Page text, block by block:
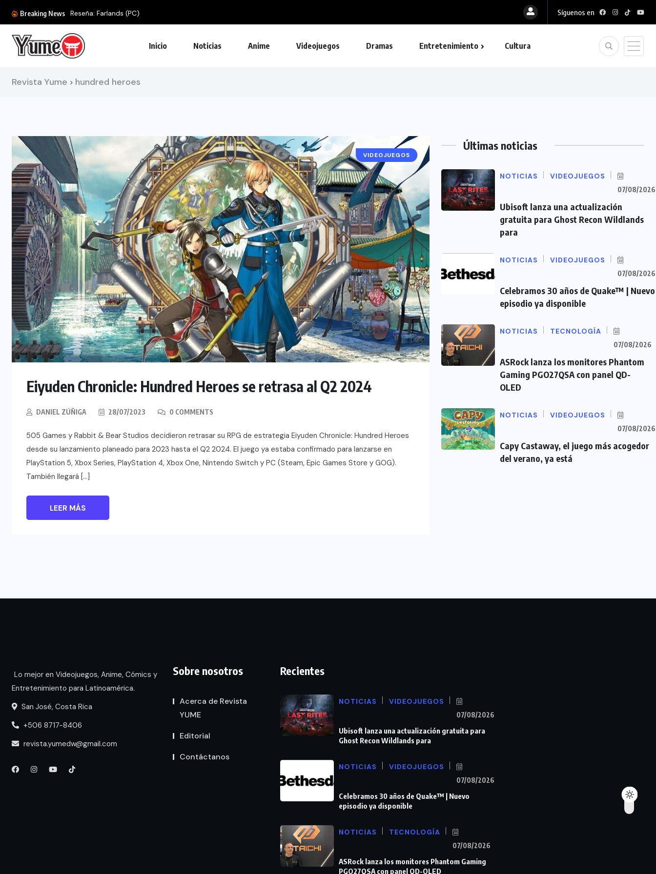
Breaking News Reseña: Farlands (PC) Síguenos en
Inicio Noticias Anime Videojuegos Dramas Entretenimiento Cultura
Revista Yume > hundred heroes
NOTICIAS
VIDEOJUEGOS
Eiyuden Chronicle: Hundred Heroes se retrasa al Q2 2024
DANIEL ZÚÑIGA 28/07/2023 0 COMMENTS
505 Games y Rabbit & Bear Studios decidieron retrasar su RPG de estrategia Eiyuden Chronicle: Hundred Heroes
desde su lanzamiento planeado para 2023 hasta el Q2 2024. El juego ya estaba confirmado para lanzarse en
PlayStation 5, Xbox Series, PlayStation 4, Xbox One, Nintendo Switch y PC (Steam, Epic Games Store y GOG).
También llegará […]
LEER MÁS
Últimas noticias
NOTICIAS VIDEOJUEGOS
07/08/2026
Ubisoft lanza una actualización
gratuita para Ghost Recon Wildlands
para
NOTICIAS VIDEOJUEGOS
07/08/2026
Celebramos 30 años de Quake™ | Nuevo
episodio ya disponible
NOTICIAS TECNOLOGÍA
07/08/2026
ASRock lanza los monitores Phantom
Gaming PGO27QSA con panel QD-
OLED
NOTICIAS VIDEOJUEGOS
07/08/2026
Capy Castaway, el juego más acogedor
del verano, ya está
Lo mejor en Videojuegos, Anime, Cómics y
Entretenimiento para Latinoamérica.
San José, Costa Rica
+506 8717-8406
revista.yumedw@gmail.com
Sobre nosotros
Acerca de Revista
YUME
Editorial
Contáctanos
Recientes
NOTICIAS VIDEOJUEGOS
07/08/2026
Ubisoft lanza una actualización gratuita para
Ghost Recon Wildlands para
NOTICIAS VIDEOJUEGOS
07/08/2026
Celebramos 30 años de Quake™ | Nuevo
episodio ya disponible
NOTICIAS TECNOLOGÍA
07/08/2026
ASRock lanza los monitores Phantom Gaming
PGO27QSA con panel QD-OLED